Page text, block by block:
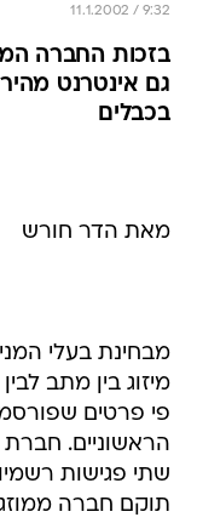
11.1.2002 / 9:32
בזכות החברה
גם אינטרנט
בכבלים
מאת הדר חורש
מבחינת בעלי
מיזוג בין מתב
פי פרטים
הראשוניים.
שתי פגישות
תוקם חברה